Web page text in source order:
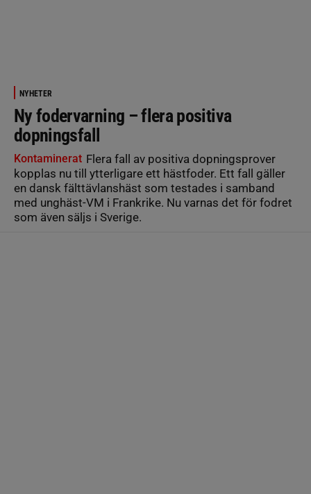
NYHETER
Ny fodervarning – flera positiva
dopningsfall
Kontaminerat Flera fall av positiva dopningsprover
kopplas nu till ytterligare ett hästfoder. Ett fall gäller
en dansk fälttävlanshäst som testades i samband
med unghäst-VM i Frankrike. Nu varnas det för fodret
som även säljs i Sverige.